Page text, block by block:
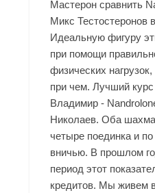
Мастерон сравнить
Микс Тестостеронов
Идеальную фигуру
при помощи
физических
при чем. Лучший
Владимир -
Николаев. Оба
четыре поединка и
вничью. В прошлом
период этот
кредитов. Мы живем